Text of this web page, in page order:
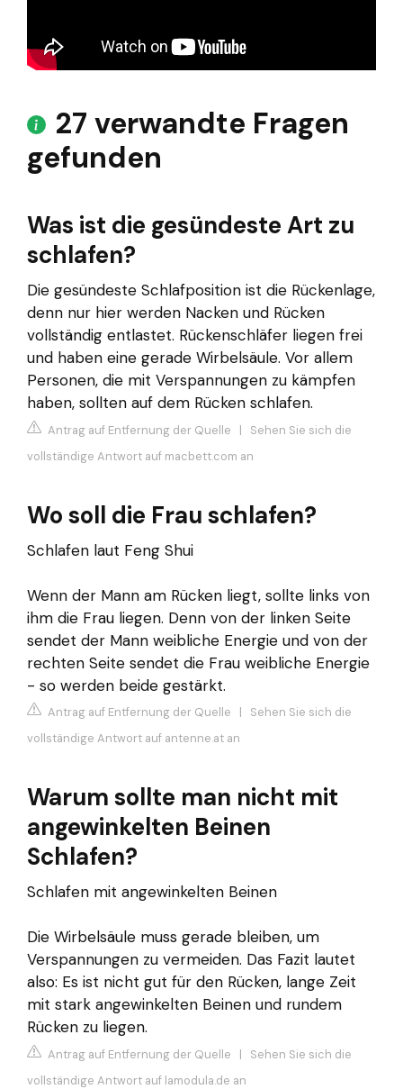
27 verwandte Fragen
gefunden
Was ist die gesündeste Art zu
schlafen?
Die gesündeste Schlafposition ist die Rückenlage,
denn nur hier werden Nacken und Rücken
vollständig entlastet. Rückenschläfer liegen frei
und haben eine gerade Wirbelsäule. Vor allem
Personen, die mit Verspannungen zu kämpfen
haben, sollten auf dem Rücken schlafen.
Antrag auf Entfernung der Quelle | Sehen Sie sich die
vollständige Antwort auf macbett.com an
Wo soll die Frau schlafen?
Schlafen laut Feng Shui
Wenn der Mann am Rücken liegt, sollte links von
ihm die Frau liegen. Denn von der linken Seite
sendet der Mann weibliche Energie und von der
rechten Seite sendet die Frau weibliche Energie
- so werden beide gestärkt.
Antrag auf Entfernung der Quelle | Sehen Sie sich die
vollständige Antwort auf antenne.at an
Warum sollte man nicht mit
angewinkelten Beinen
Schlafen?
Schlafen mit angewinkelten Beinen
Die Wirbelsäule muss gerade bleiben, um
Verspannungen zu vermeiden. Das Fazit lautet
also: Es ist nicht gut für den Rücken, lange Zeit
mit stark angewinkelten Beinen und rundem
Rücken zu liegen.
Antrag auf Entfernung der Quelle | Sehen Sie sich die
vollständige Antwort auf lamodula.de an